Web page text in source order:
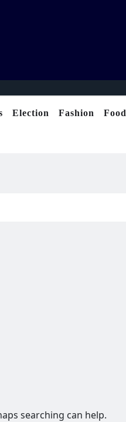
Election Fashion Food
searching can help.